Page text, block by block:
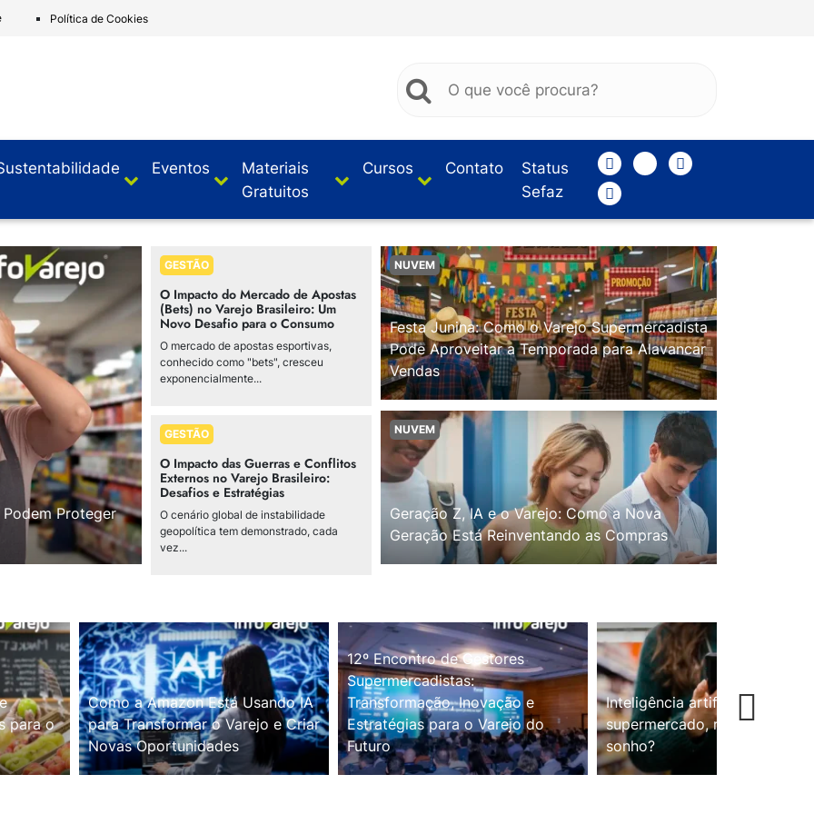
Política de Cookies
Eventos
Materiais
Gratuitos
Cursos Contato
Status
Sefaz
Proteger
GESTÃO
O Impacto do Mercado de Apostas
(Bets) no Varejo Brasileiro: Um
Novo Desafio para o Consumo
O mercado de apostas esportivas,
conhecido como "bets", cresceu
exponencialmente...
GESTÃO
O Impacto das Guerras e Conflitos
Externos no Varejo Brasileiro:
Desafios e Estratégias
O cenário global de instabilidade
geopolítica tem demonstrado, cada
vez...
NUVEM
Festa Junina: Como o Varejo Supermercadista
Pode Aproveitar a Temporada para Alavancar
Vendas
NUVEM
Geração Z, IA e o Varejo: Como a Nova
Geração Está Reinventando as Compras
para o
Como a Amazon Está Usando IA
para Transformar o Varejo e Criar
Novas Oportunidades
12º Encontro de Gestores
Supermercadistas:
Transformação, Inovação e
Estratégias para o Varejo do
Futuro
Inteligência artificial no
supermercado, realidade ou
sonho?